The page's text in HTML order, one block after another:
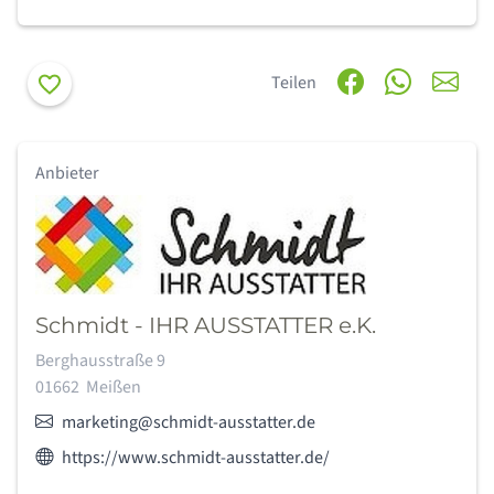
Merken Teilen
Anbieter
Schmidt - IHR AUSSTATTER e.K.
Adresse:
Berghausstraße 9
01662 Meißen
E-Mail:marketing@schmidt-ausstatter.de
Webseite des Anbieters:
https://www.schmidt-ausstatter.de/